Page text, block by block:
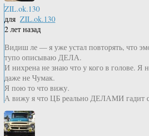
ZIL.ok.130
для ZIL.ok.130
2 лет назад
Видиш ле — я уже устал повторять, что
тупо описываю ДЕЛА.
И нихрена не знаю что у кого в голове.
даже не Чумак.
Я пою то что вижу.
А вижу я что ЦБ реально ДЕЛАМИ гадит